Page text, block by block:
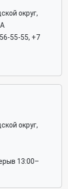
округ,
55-55, +7
округ,
13:00–